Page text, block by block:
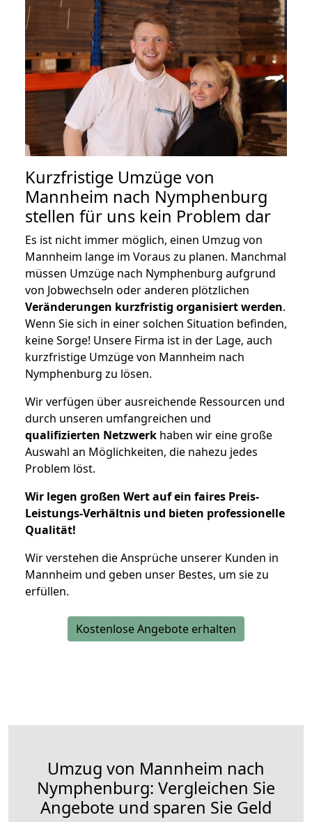
Kurzfristige Umzüge von
Mannheim nach Nymphenburg
stellen für uns kein Problem dar
Es ist nicht immer möglich, einen Umzug von
Mannheim lange im Voraus zu planen. Manchmal
müssen Umzüge nach Nymphenburg aufgrund
von Jobwechseln oder anderen plötzlichen
Veränderungen kurzfristig organisiert werden.
Wenn Sie sich in einer solchen Situation befinden,
keine Sorge! Unsere Firma ist in der Lage, auch
kurzfristige Umzüge von Mannheim nach
Nymphenburg zu lösen.
Wir verfügen über ausreichende Ressourcen und
durch unseren umfangreichen und
qualifizierten Netzwerk haben wir eine große
Auswahl an Möglichkeiten, die nahezu jedes
Problem löst.
Wir legen großen Wert auf ein faires Preis-
Leistungs-Verhältnis und bieten professionelle
Qualität!
Wir verstehen die Ansprüche unserer Kunden in
Mannheim und geben unser Bestes, um sie zu
erfüllen.
Kostenlose Angebote erhalten
Umzug von Mannheim nach
Nymphenburg: Vergleichen Sie
Angebote und sparen Sie Geld